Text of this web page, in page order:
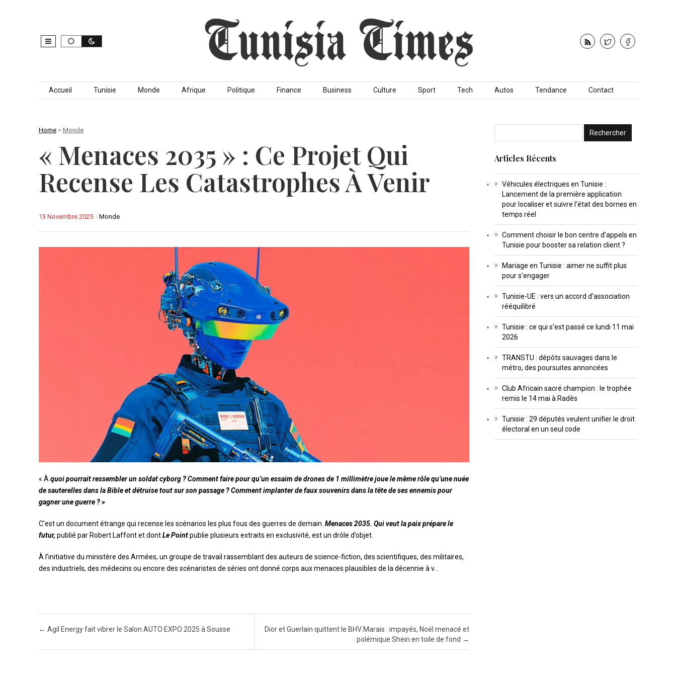
Skip to content
Accueil Tunisie Monde Afrique Politique Finance Business Culture Sport Tech Autos Tendance Contact
Home > Monde
« Menaces 2035 » : Ce Projet Qui
Recense Les Catastrophes À Venir
- Monde
13 Novembre 2025
« À quoi pourrait ressembler un soldat cyborg ? Comment faire pour qu’un essaim de drones de 1 millimètre joue le même rôle qu’une nuée
de sauterelles dans la Bible et détruise tout sur son passage ? Comment implanter de faux souvenirs dans la tête de ses ennemis pour
gagner une guerre ? »
C’est un document étrange qui recense les scénarios les plus fous des guerres de demain. Menaces 2035. Qui veut la paix prépare le
futur, publié par Robert Laffont et dontLe Pointpublie plusieurs extraits en exclusivité, est un drôle d’objet.
À l’initiative du ministère des Armées, un groupe de travail rassemblant des auteurs de science-fiction, des scientifiques, des militaires,
des industriels, des médecins ou encore des scénaristes de séries ont donné corps aux menaces plausibles de la décennie à v…
Post navigation
← Agil Energy fait vibrer le Salon AUTO EXPO 2025 à Sousse
Dior et Guerlain quittent le BHV Marais : impayés, Noël menacé et
polémique Shein en toile de fond →
Articles Récents
Véhicules électriques en Tunisie :
Lancement de la première application
pour localiser et suivre l’état des bornes en
temps réel
Comment choisir le bon centre d’appels en
Tunisie pour booster sa relation client ?
Mariage en Tunisie : aimer ne suffit plus
pour s’engager
Tunisie-UE : vers un accord d’association
rééquilibré
Tunisie : ce qui s’est passé ce lundi 11 mai
2026
TRANSTU : dépôts sauvages dans le
métro, des poursuites annoncées
Club Africain sacré champion : le trophée
remis le 14 mai à Radès
Tunisie : 29 députés veulent unifier le droit
électoral en un seul code